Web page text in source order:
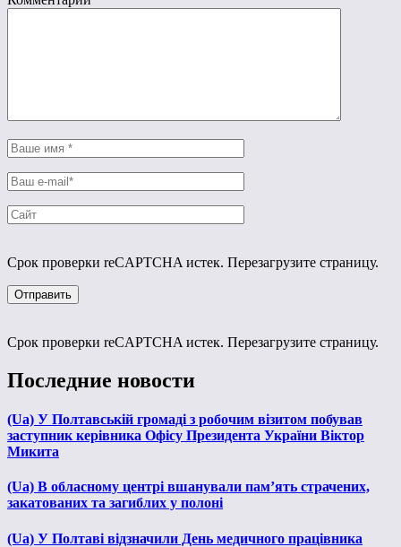
Срок проверки reCAPTCHA истек. Перезагрузите страницу.
Срок проверки reCAPTCHA истек. Перезагрузите страницу.
Последние новости
(Ua) У Полтавській громаді з робочим візитом побував
заступник керівника Офісу Президента України Віктор
Микита
(Ua) В обласному центрі вшанували пам’ять страчених,
закатованих та загиблих у полоні
(Ua) У Полтаві відзначили День медичного працівника